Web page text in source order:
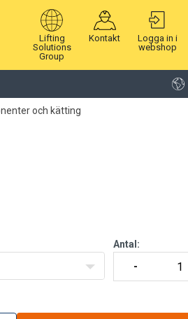
Lifting
Solutions
Group
Kontakt
Logga in i
webshop
Fortsätt handla Gå
och kätting
Antal: